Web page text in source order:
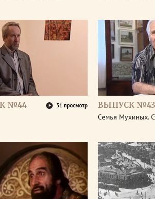
№44 31 просмотр ВЫПУСК №43
Семья Мухиных.